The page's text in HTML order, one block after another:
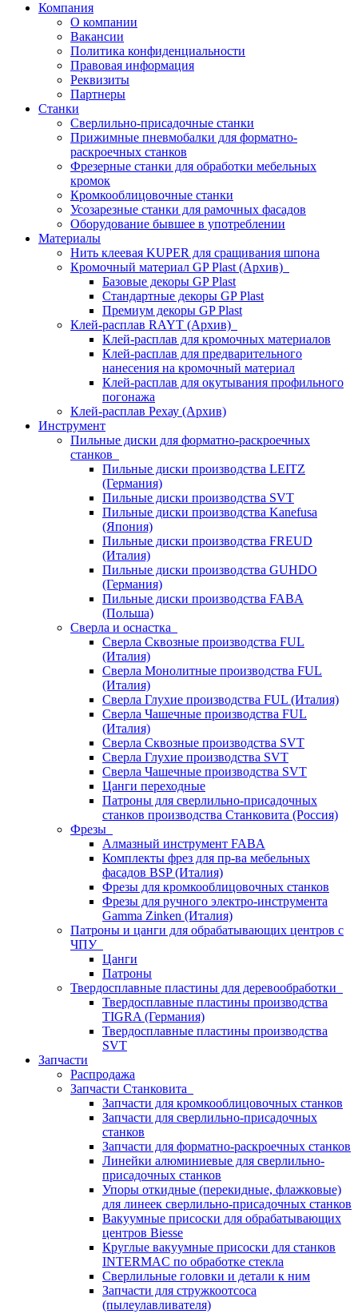
Компания
О компании
Вакансии
Политика конфиденциальности
Правовая информация
Реквизиты
Партнеры
Станки
Сверлильно-присадочные станки
Прижимные пневмобалки для форматно-
раскроечных станков
Фрезерные станки для обработки мебельных
кромок
Кромкооблицовочные станки
Усозарезные станки для рамочных фасадов
Оборудование бывшее в употреблении
Материалы
Нить клеевая KUPER для сращивания шпона
Кромочный материал GP Plast (Архив)
Базовые декоры GP Plast
Стандартные декоры GP Plast
Премиум декоры GP Plast
Клей-расплав RAYT (Архив)
Клей-расплав для кромочных материалов
Клей-расплав для предварительного
нанесения на кромочный материал
Клей-расплав для окутывания профильного
погонажа
Клей-расплав Рехау (Архив)
Инструмент
Пильные диски для форматно-раскроечных
станков
Пильные диски производства LEITZ
(Германия)
Пильные диски производства SVT
Пильные диски производства Kanefusa
(Япония)
Пильные диски производства FREUD
(Италия)
Пильные диски производства GUHDO
(Германия)
Пильные диски производства FABA
(Польша)
Сверла и оснастка
Сверла Сквозные производства FUL
(Италия)
Сверла Монолитные производства FUL
(Италия)
Сверла Глухие производства FUL (Италия)
Сверла Чашечные производства FUL
(Италия)
Сверла Сквозные производства SVT
Сверла Глухие производства SVT
Сверла Чашечные производства SVT
Цанги переходные
Патроны для сверлильно-присадочных
станков производства Станковита (Россия)
Фрезы
Алмазный инструмент FABA
Комплекты фрез для пр-ва мебельных
фасадов BSP (Италия)
Фрезы для кромкооблицовочных станков
Фрезы для ручного электро-инструмента
Gamma Zinken (Италия)
Патроны и цанги для обрабатывающих центров с
ЧПУ
Цанги
Патроны
Твердосплавные пластины для деревообработки
Твердосплавные пластины производства
TIGRA (Германия)
Твердосплавные пластины производства
SVT
Запчасти
Распродажа
Запчасти Станковита
Запчасти для кромкооблицовочных станков
Запчасти для сверлильно-присадочных
станков
Запчасти для форматно-раскроечных станков
Линейки алюминиевые для сверлильно-
присадочных станков
Упоры откидные (перекидные, флажковые)
для линеек сверлильно-присадочных станков
Вакуумные присоски для обрабатывающих
центров Biesse
Круглые вакуумные присоски для станков
INTERMAC по обработке стекла
Сверлильные головки и детали к ним
Запчасти для стружкоотсоса
(пылеулавливателя)